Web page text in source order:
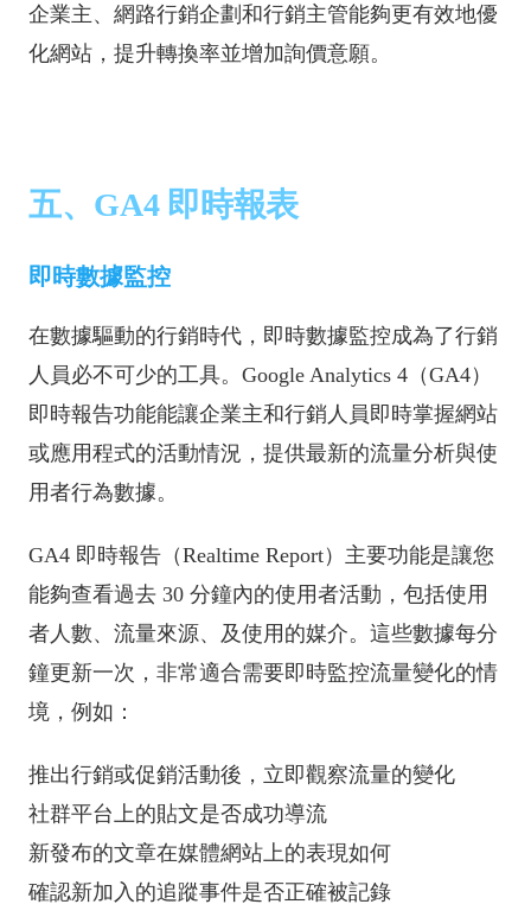
企業主、網路行銷企劃和行銷主管能夠更有效地優
化網站，提升轉換率並增加詢價意願。
五、GA4 即時報表
即時數據監控
在數據驅動的行銷時代，即時數據監控成為了行銷
人員必不可少的工具。Google Analytics 4（GA4）
即時報告功能能讓企業主和行銷人員即時掌握網站
或應用程式的活動情況，提供最新的流量分析與使
用者行為數據。
GA4 即時報告（Realtime Report）主要功能是讓您
能夠查看過去 30 分鐘內的使用者活動，包括使用
者人數、流量來源、及使用的媒介。這些數據每分
鐘更新一次，非常適合需要即時監控流量變化的情
境，例如：
推出行銷或促銷活動後，立即觀察流量的變化
社群平台上的貼文是否成功導流
新發布的文章在媒體網站上的表現如何
確認新加入的追蹤事件是否正確被記錄